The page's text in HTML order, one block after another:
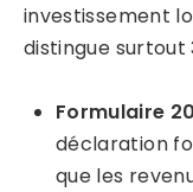
investissement
distingue surtout
Formulaire
déclaration
que les